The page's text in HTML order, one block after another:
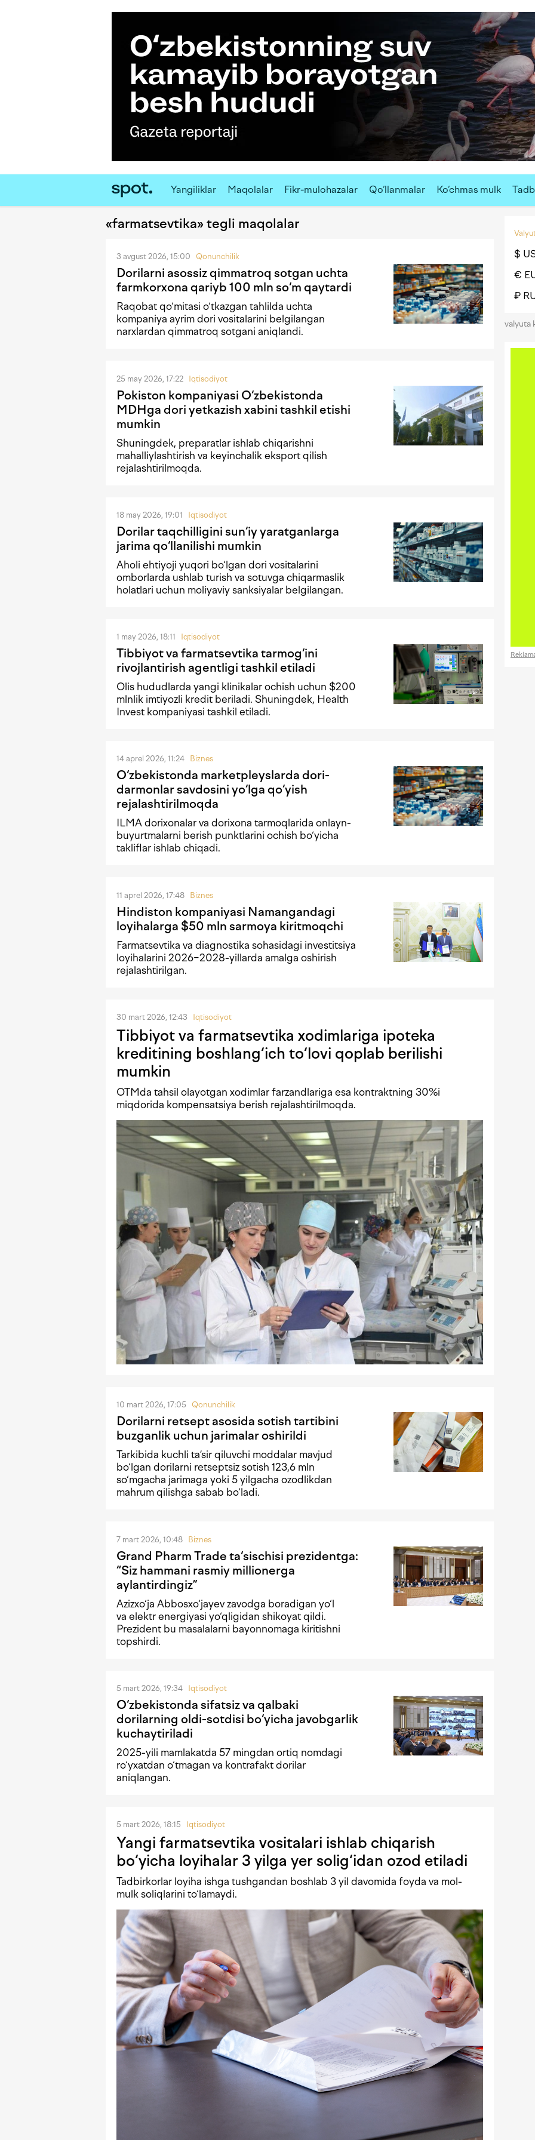
Yangiliklar Maqolalar Fikr-mulohazalar Qo‘llanmalar Ko‘chmas mulk
«farmatsevtika» tegli maqolalar
3 avgust 2026, 15:00 Qonunchilik
Dorilarni asossiz qimmatroq sotgan uchta
farmkorxona qariyb 100 mln so‘m qaytardi
Raqobat qo‘mitasi o‘tkazgan tahlilda uchta
kompaniya ayrim dori vositalarini belgilangan
narxlardan qimmatroq sotgani aniqlandi.
25 may 2026, 17:22 Iqtisodiyot
Pokiston kompaniyasi O‘zbekistonda
MDHga dori yetkazish xabini tashkil etishi
mumkin
Shuningdek, preparatlar ishlab chiqarishni
mahalliylashtirish va keyinchalik eksport qilish
rejalashtirilmoqda.
18 may 2026, 19:01 Iqtisodiyot
Dorilar taqchilligini sun‘iy yaratganlarga
jarima qo‘llanilishi mumkin
Aholi ehtiyoji yuqori bo‘lgan dori vositalarini
omborlarda ushlab turish va sotuvga chiqarmaslik
holatlari uchun moliyaviy sanksiyalar belgilangan.
1 may 2026, 18:11 Iqtisodiyot
Tibbiyot va farmatsevtika tarmog‘ini
rivojlantirish agentligi tashkil etiladi
Olis hududlarda yangi klinikalar ochish uchun $200
mlnlik imtiyozli kredit beriladi. Shuningdek, Health
Invest kompaniyasi tashkil etiladi.
14 aprel 2026, 11:24 Biznes
O‘zbekistonda marketpleyslarda dori-
darmonlar savdosini yo‘lga qo‘yish
rejalashtirilmoqda
ILMA dorixonalar va dorixona tarmoqlarida onlayn-
buyurtmalarni berish punktlarini ochish bo‘yicha
takliflar ishlab chiqadi.
11 aprel 2026, 17:48 Biznes
Hindiston kompaniyasi Namangandagi
loyihalarga $50 mln sarmoya kiritmoqchi
Farmatsevtika va diagnostika sohasidagi investitsiya
loyihalarini 2026−2028-yillarda amalga oshirish
rejalashtirilgan.
30 mart 2026, 12:43 Iqtisodiyot
Tibbiyot va farmatsevtika xodimlariga ipoteka
kreditining boshlang‘ich to‘lovi qoplab berilishi
mumkin
OTMda tahsil olayotgan xodimlar farzandlariga esa kontraktning 30%i
miqdorida kompensatsiya berish rejalashtirilmoqda.
10 mart 2026, 17:05 Qonunchilik
Dorilarni retsept asosida sotish tartibini
buzganlik uchun jarimalar oshirildi
Tarkibida kuchli ta’sir qiluvchi moddalar mavjud
bo‘lgan dorilarni retseptsiz sotish 123,6 mln
so‘mgacha jarimaga yoki 5 yilgacha ozodlikdan
mahrum qilishga sabab bo‘ladi.
7 mart 2026, 10:48 Biznes
Grand Pharm Trade ta‘sischisi prezidentga:
“Siz hammani rasmiy millionerga
aylantirdingiz”
Azizxo‘ja Abbosxo‘jayev zavodga boradigan yo‘l
va elektr energiyasi yo‘qligidan shikoyat qildi.
Prezident bu masalalarni bayonnomaga kiritishni
topshirdi.
5 mart 2026, 19:34 Iqtisodiyot
O‘zbekistonda sifatsiz va qalbaki
dorilarning oldi-sotdisi bo‘yicha javobgarlik
kuchaytiriladi
2025-yili mamlakatda 57 mingdan ortiq nomdagi
ro‘yxatdan o‘tmagan va kontrafakt dorilar
aniqlangan.
5 mart 2026, 18:15 Iqtisodiyot
Yangi farmatsevtika vositalari ishlab chiqarish
bo‘yicha loyihalar 3 yilga yer solig‘idan ozod etiladi
Tadbirkorlar loyiha ishga tushgandan boshlab 3 yil davomida foyda va mol-
mulk soliqlarini to‘lamaydi.
$
€
₽
valyuta